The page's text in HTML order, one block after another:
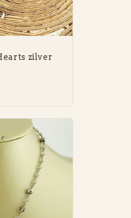
zilver